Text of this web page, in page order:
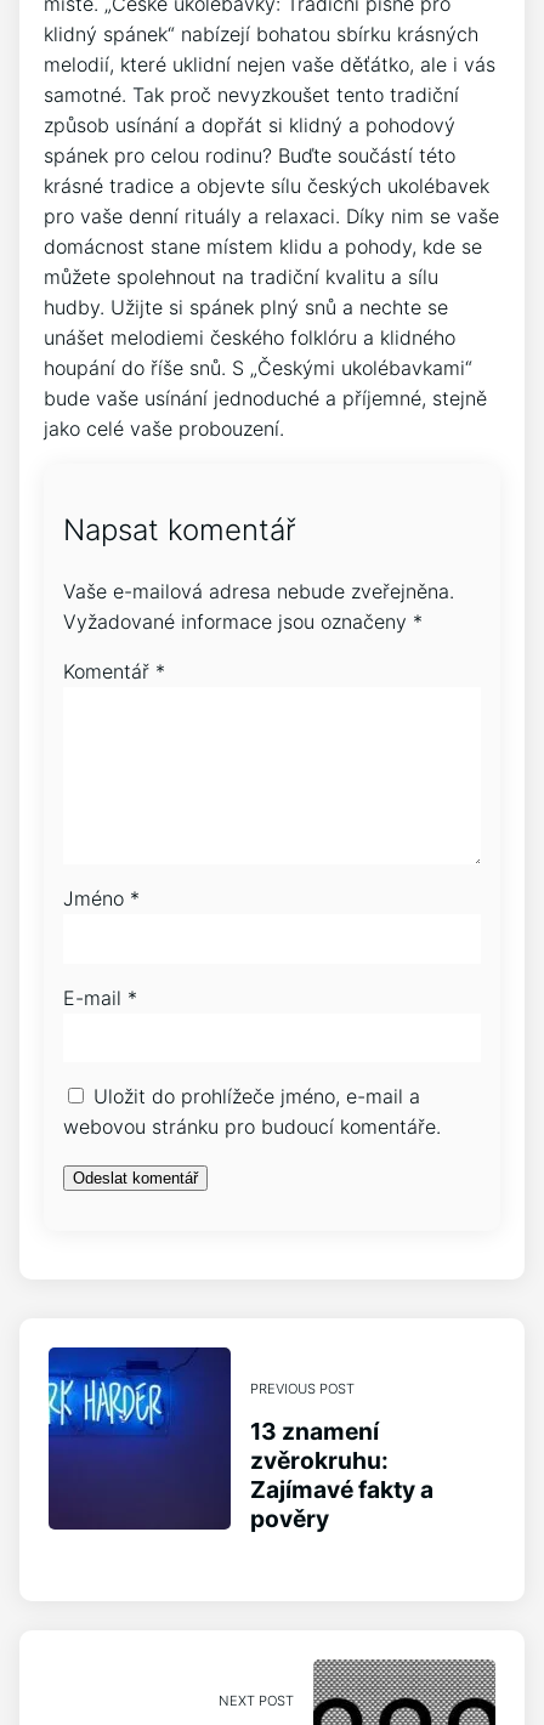
klidný spánek“ nabízejí bohatou sbírku krásných
melodií, které uklidní nejen vaše děťátko, ale i vás
samotné. Tak ⁣proč nevyzkoušet tento tradiční
způsob usínání a dopřát si klidný a pohodový
spánek‍ pro celou rodinu? Buďte součástí této
krásné tradice a objevte sílu českých ukolébavek
pro vaše denní ‍rituály a relaxaci. Díky nim se vaše
domácnost stane místem klidu a pohody, kde se
můžete spolehnout na tradiční kvalitu a sílu
hudby. Užijte si⁤ spánek plný snů a nechte se
unášet⁢ melodiemi českého folklóru a klidného⁤
houpání do⁣ říše snů. S „Českými ukolébavkami“
bude vaše usínání​ jednoduché a příjemné, stejně
jako celé vaše probouzení.
Napsat komentář
Vaše e-mailová adresa nebude zveřejněna.
Vyžadované informace jsou označeny *
Komentář *
Jméno *
E-mail *
Uložit do prohlížeče jméno, e-mail a
webovou stránku pro budoucí komentáře.
PREVIOUS POST
13 znamení
zvěrokruhu:
Zajímavé fakty a
pověry
NEXT POST